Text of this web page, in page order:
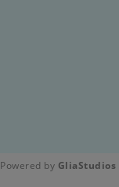
Powered by GliaStudios